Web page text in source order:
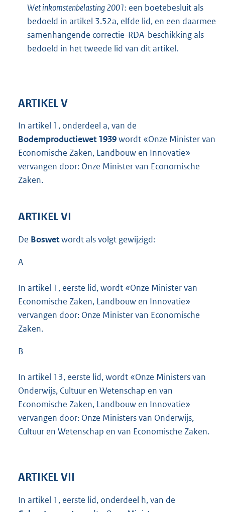
Wet inkomstenbelasting 2001: een boetebesluit als
bedoeld in artikel 3.52a, elfde lid, en een daarmee
samenhangende correctie-RDA-beschikking als
bedoeld in het tweede lid van dit artikel.
ARTIKEL V
In artikel 1, onderdeel a, van de
Bodemproductiewet 1939wordt «Onze Minister van
Economische Zaken, Landbouw en Innovatie»
vervangen door: Onze Minister van Economische
Zaken.
ARTIKEL VI
De Boswetwordt als volgt gewijzigd:
A
In artikel 1, eerste lid, wordt «Onze Minister van
Economische Zaken, Landbouw en Innovatie»
vervangen door: Onze Minister van Economische
Zaken.
B
In artikel 13, eerste lid, wordt «Onze Ministers van
Onderwijs, Cultuur en Wetenschap en van
Economische Zaken, Landbouw en Innovatie»
vervangen door: Onze Ministers van Onderwijs,
Cultuur en Wetenschap en van Economische Zaken.
ARTIKEL VII
In artikel 1, eerste lid, onderdeel h, van de